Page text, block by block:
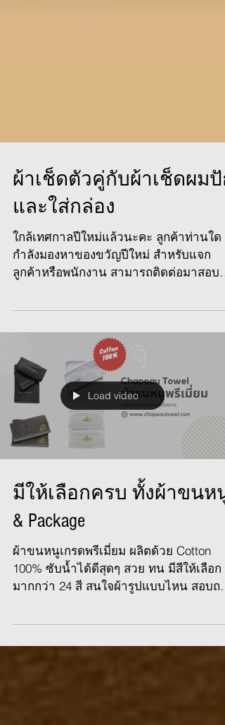
ผ้าเช็ดตัวคู่กับผ้าเช็ดผมปัก
และใส่กล่อง
ใกล้เทศกาลปีใหม่แล้วนะคะ ลูกค้าท่านใด
กำลังมองหาของขวัญปีใหม่ สำหรับแจก
ถามข้อมูลต่างๆได้เลยนะคะ ทาง...
Load video
มีให้เลือกครบ ทั้งผ้าขนหนู
& Package
ผ้าขนหนูเกรดพรีเมี่ยม ผลิตด้วย Cotton
100% ซับน้ำได้ดีสุดๆ สวย ทน มีสีให้เลือก
ได้เลยค่ะ Chapeau...